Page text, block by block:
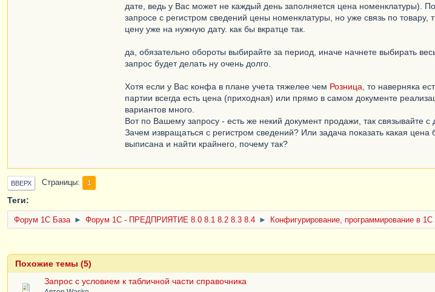
дате, ведь у Вас может не каждый день заполняется цена номенклатуры).
запросе с регистром сведений цены номенклатуры, но уже связь по
цену уже на нужную дату. как бы вкратце так.
да, обязательно обороты выбирайте за период, иначе начнете выбирать
запрос будет делать ну очень долго.
Хотя если у Вас конфа в плане учета тяжелее чем Розница , то наверняка
партии всегда есть цена (приходная) или прямо в самом документе
вариантов много.
Вот по Вашему запросу - есть же некий документ продажи, так связывайте
Зачем извращаться с регистром сведений? Или задача показать какая
выписана и найти крайнего, почему так?
ВВЕРХ Страницы 1
Теги:
Форум 1C База ► Форум 1С - ПРЕДПРИЯТИЕ 8.0 8.1 8.2 8.3 8.4 ► Конфигурирование, программирование в
Похожие темы (5)
Запрос с условием к табличной части справочника